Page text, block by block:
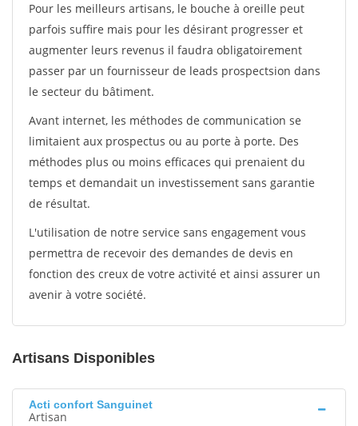
Pour les meilleurs artisans, le bouche à oreille peut
parfois suffire mais pour les désirant progresser et
augmenter leurs revenus il faudra obligatoirement
passer par un fournisseur de leads prospectsion dans
le secteur du bâtiment.
Avant internet, les méthodes de communication se
limitaient aux prospectus ou au porte à porte. Des
méthodes plus ou moins efficaces qui prenaient du
temps et demandait un investissement sans garantie
de résultat.
L'utilisation de notre service sans engagement vous
permettra de recevoir des demandes de devis en
fonction des creux de votre activité et ainsi assurer un
avenir à votre société.
Artisans Disponibles
Acti confort Sanguinet
Artisan